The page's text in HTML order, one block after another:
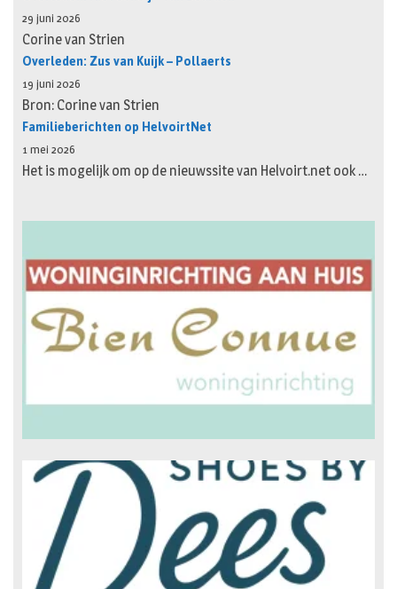
29 juni 2026
Corine van Strien
Overleden: Zus van Kuijk – Pollaerts
19 juni 2026
Bron: Corine van Strien
Familieberichten op HelvoirtNet
1 mei 2026
Het is mogelijk om op de nieuwssite van Helvoirt.net ook …